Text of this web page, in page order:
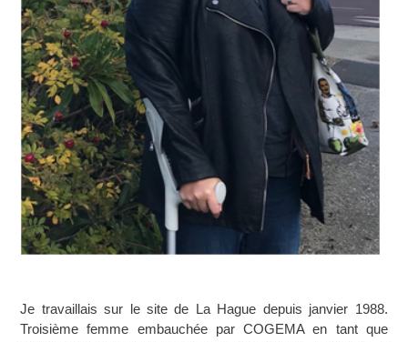
Je travaillais sur le site de La Hague depuis janvier 1988.
Troisième femme embauchée par COGEMA en tant que